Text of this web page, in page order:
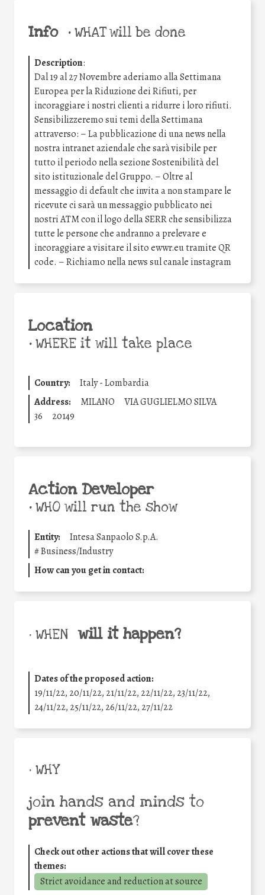
Info •WHAT will be done
Description:
Dal 19 al 27 Novembre aderiamo alla Settimana
Europea per la Riduzione dei Rifiuti, per
incoraggiare i nostri clienti a ridurre i loro rifiuti.
Sensibilizzeremo sui temi della Settimana
attraverso: – La pubblicazione di una news nella
nostra intranet aziendale che sarà visibile per
tutto il periodo nella sezione Sostenibilità del
sito istituzionale del Gruppo. – Oltre al
messaggio di default che invita a non stampare le
ricevute ci sarà un messaggio pubblicato nei
nostri ATM con il logo della SERR che sensibilizza
tutte le persone che andranno a prelevare e
incoraggiare a visitare il sito ewwr.eu tramite QR
code. – Richiamo nella news sul canale instagram
Location
•WHERE it will take place
Country:
Italy - Lombardia
Address:
MILANO
VIA GUGLIELMO SILVA
36
20149
Action Developer
•WHO will run the show
Entity:
Intesa Sanpaolo S.p.A.
#Business/Industry
How can you get in contact:
• WHEN will it happen?
Dates of the proposed action:
19/11/22, 20/11/22, 21/11/22, 22/11/22, 23/11/22,
24/11/22, 25/11/22, 26/11/22, 27/11/22
• WHY
join hands and minds to
prevent waste?
Check out other actions that will cover these
themes:
Strict avoidance and reduction at source